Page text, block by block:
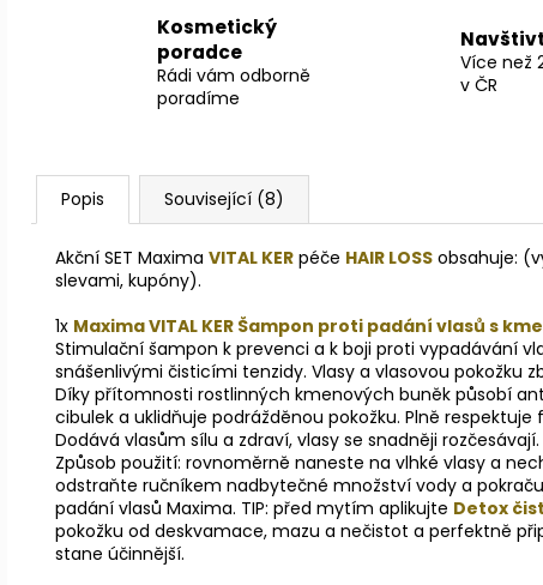
Kosmetický
poradce
Rádi vám odborně
poradíme
Více než
v ČR
Popis Související (8)
Akční SET Maxima VITAL KER péče HAIR LOSS obsahuje:
slevami, kupóny).
1x Maxima VITAL KER Šampon proti padání vlasů s
Stimulační šampon k prevenci a k boji proti vypadávání
snášenlivými čisticími tenzidy. Vlasy a vlasovou pokožku
Díky přítomnosti rostlinných kmenových buněk působí
cibulek a uklidňuje podrážděnou pokožku. Plně
Dodává vlasům sílu a zdraví, vlasy se snadněji rozčesávají.
Způsob použití: rovnoměrně naneste na vlhké vlasy a
odstraňte ručníkem nadbytečné množství vody a
padání vlasů Maxima. TIP: před mytím aplikujte Detox
pokožku od deskvamace, mazu a nečistot a perfektně
stane účinnější.